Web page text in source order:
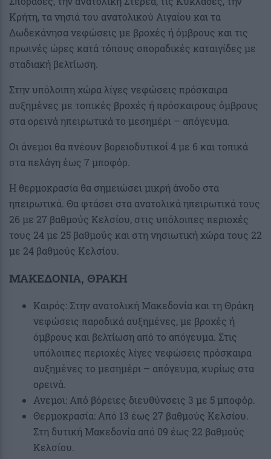
Κρήτη, τα νησιά του ανατολικού Αιγαίου και τα
Δωδεκάνησα νεφώσεις με βροχές ή όμβρους και τις
πρωινές ώρες κατά τόπους σποραδικές καταιγίδες με
σταδιακή βελτίωση.
Στην υπόλοιπη χώρα λίγες νεφώσεις πρόσκαιρα
αυξημένες με τοπικές βροχές ή πρόσκαιρους όμβρους
στα ορεινά ηπειρωτικά το μεσημέρι – απόγευμα.
Οι άνεμοι θα πνέουν βορειοδυτικοί 4 με 6 και τοπικά
στα πελάγη έως 7 μποφόρ.
Η θερμοκρασία θα σημειώσει μικρή άνοδο στα
ηπειρωτικά. Θα φτάσει στα ανατολικά ηπειρωτικά τους
26 με 27 βαθμούς Κελσίου, στις υπόλοιπες περιοχές
τους 24 με 25 βαθμούς και στη νησιωτική χώρα τους 22
με 24 βαθμούς Κελσίου.
ΜΑΚΕΔΟΝΙΑ, ΘΡΑΚΗ
Καιρός: Στην ανατολική Μακεδονία και τη Θράκη
νεφώσεις παροδικά αυξημένες, με βροχές ή
όμβρους και βελτίωση από το απόγευμα. Στις
υπόλοιπες περιοχές λίγες νεφώσεις πρόσκαιρα
αυξημένες το μεσημέρι – απόγευμα, κυρίως στα
ορεινά.
Ανεμοι: Από βόρειες διευθύνσεις 3 με 5 μποφόρ.
Θερμοκρασία: Από 13 έως 27 βαθμούς Κελσίου.
Στη δυτική Μακεδονία από 09 έως 22 βαθμούς
Κελσίου.